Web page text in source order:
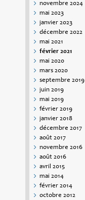
novembre 2024
mai 2023
janvier 2023
décembre 2022
mai 2021
février 2021
mai 2020
mars 2020
septembre 2019
juin 2019
mai 2019
février 2019
janvier 2018
décembre 2017
août 2017
novembre 2016
août 2016
avril 2015
mai 2014
février 2014
octobre 2012